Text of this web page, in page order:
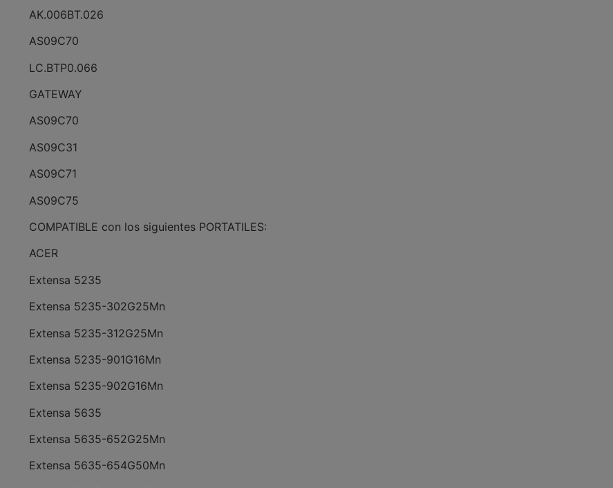
AK.006BT.026
AS09C70
LC.BTP0.066
GATEWAY
AS09C70
AS09C31
AS09C71
AS09C75
COMPATIBLE con los siguientes PORTATILES:
ACER
Extensa 5235
Extensa 5235-302G25Mn
Extensa 5235-312G25Mn
Extensa 5235-901G16Mn
Extensa 5235-902G16Mn
Extensa 5635
Extensa 5635-652G25Mn
Extensa 5635-654G50Mn